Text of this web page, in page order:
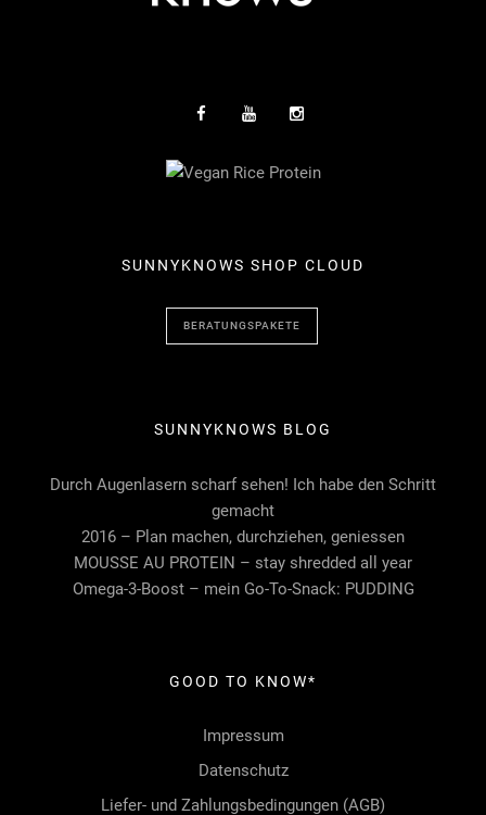
SUNNYKNOWS SHOP CLOUD
BERATUNGSPAKETE
SUNNYKNOWS BLOG
Durch Augenlasern scharf sehen! Ich habe den Schritt
gemacht
2016 – Plan machen, durchziehen, geniessen
MOUSSE AU PROTEIN – stay shredded all year
Omega-3-Boost – mein Go-To-Snack: PUDDING
GOOD TO KNOW*
Impressum
Datenschutz
Liefer- und Zahlungsbedingungen (AGB)